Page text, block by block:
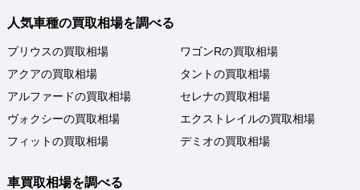
人気車種の買取相場を調べる
プリウスの買取相場
アクアの買取相場
アルファードの買取相場
ヴォクシーの買取相場
フィットの買取相場
ワゴンRの買取相場
タントの買取相場
セレナの買取相場
エクストレイルの買取相場
デミオの買取相場
車買取相場を調べる